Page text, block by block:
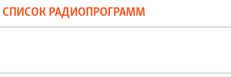
СПИСОК РАДИОПРОГРАММ